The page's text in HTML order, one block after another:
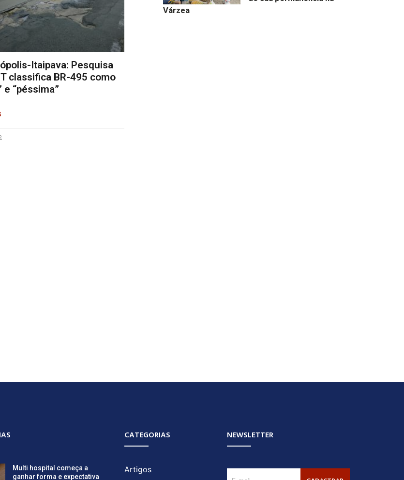
Itaipava: Pesquisa
classifica BR-495 como
e “péssima”
Várzea
Multi hospital começa a
ganhar forma e expectativa
CATEGORIAS
Artigos
NEWSLETTER